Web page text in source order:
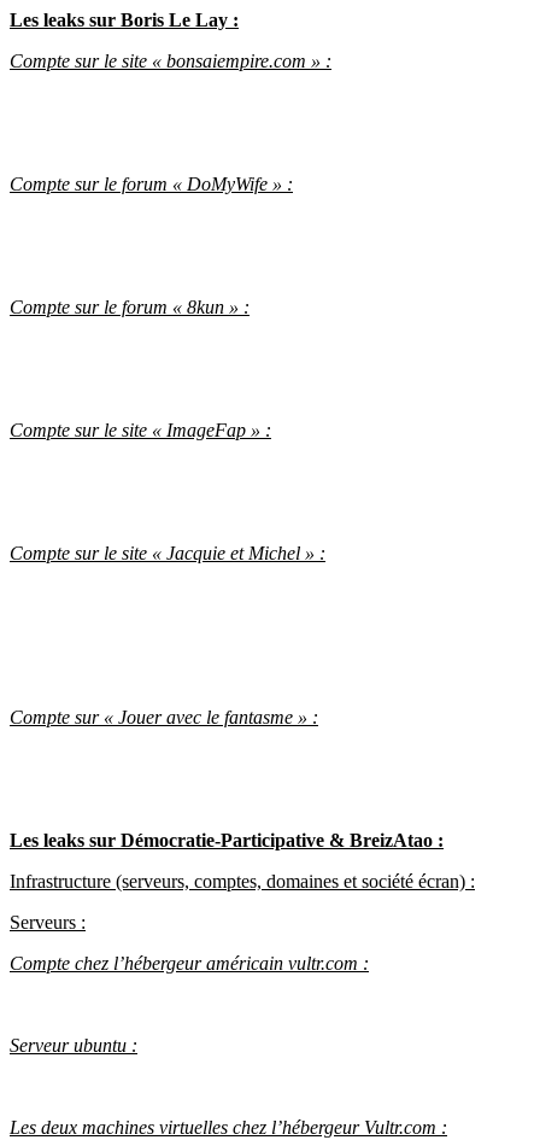
Les leaks sur Boris Le Lay :
Compte sur le site « bonsaiempire.com » :
Compte sur le forum « DoMyWife » :
Compte sur le forum « 8kun » :
Compte sur le site « ImageFap » :
Compte sur le site « Jacquie et Michel » :
Compte sur « Jouer avec le fantasme » :
Les leaks sur Démocratie-Participative & BreizAtao :
Infrastructure (serveurs, comptes, domaines et société écran) :
Serveurs :
Compte chez l’hébergeur américain vultr.com :
Serveur ubuntu :
Les deux machines virtuelles chez l’hébergeur Vultr.com :